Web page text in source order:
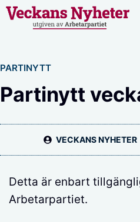
Hoppa
PARTINYTT
Partinytt
VECKANS NYHETER
Detta är enbart
Arbetarpartiet.